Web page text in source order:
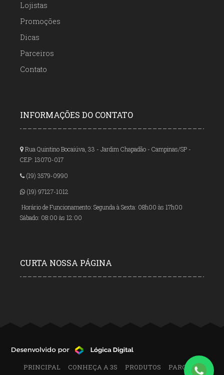
Lojistas
Promoções
Dicas
Parceiros
Contato
INFORMAÇÕES DO CONTATO
Rua Quintino Bocaiúva, 33 - Jardim Chapadão - Campinas/SP -
CEP: 13070-017
(19) 3579-0990
(19) 97127-1012
Horário de Funcionamento: Segunda à Sexta: 08h00 às 17h00
Sábado: 08:00 às 12:00
CURTA NOSSA PÁGINA
PRINCIPAL CONHEÇA A 3S PRODUTOS
PARCEIROS